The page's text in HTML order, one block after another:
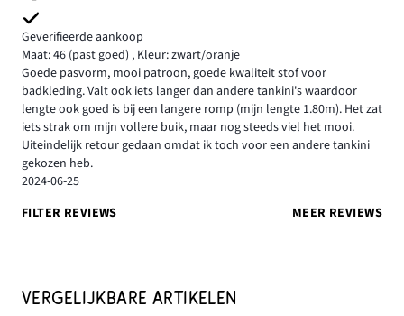
Geverifieerde aankoop
Maat: 46 (past goed) , Kleur: zwart/oranje
Goede pasvorm, mooi patroon, goede kwaliteit stof voor
badkleding. Valt ook iets langer dan andere tankini's waardoor
lengte ook goed is bij een langere romp (mijn lengte 1.80m). Het zat
iets strak om mijn vollere buik, maar nog steeds viel het mooi.
Uiteindelijk retour gedaan omdat ik toch voor een andere tankini
gekozen heb.
2024-06-25
FILTER REVIEWS
MEER REVIEWS
VERGELIJKBARE ARTIKELEN